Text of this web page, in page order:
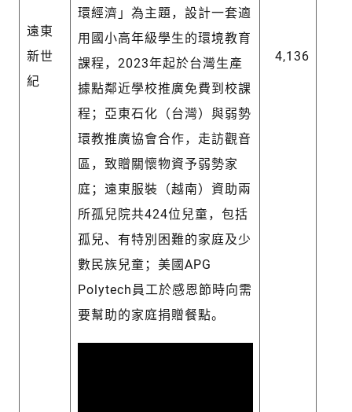
遠東
新世
紀
環經濟」為主題，設計一套適
用國小高年級學生的環境教育
課程，2023年起於台灣生產
據點鄰近學校推廣免費到校課
程；亞東石化（台灣）與弱勢
環教推廣協會合作，走訪觀音
區，致贈關懷物資予弱勢家
庭；遠東服裝（越南）資助兩
所孤兒院共424位兒童，包括
孤兒、有特別困難的家庭及少
數民族兒童；美國APG
Polytech員工於感恩節時向需
要幫助的家庭捐贈餐點。
4,136